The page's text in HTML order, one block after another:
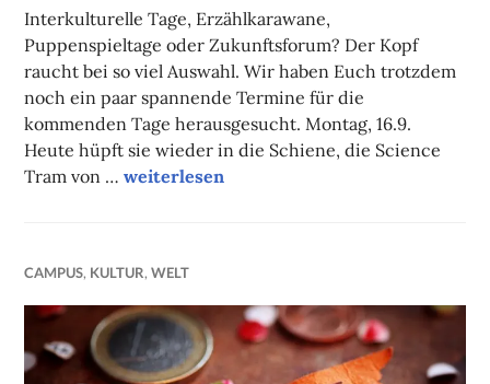
Interkulturelle Tage, Erzählkarawane,
Puppenspieltage oder Zukunftsforum? Der Kopf
raucht bei so viel Auswahl. Wir haben Euch trotzdem
noch ein paar spannende Termine für die
kommenden Tage herausgesucht. Montag, 16.9.
Heute hüpft sie wieder in die Schiene, die Science
Tram von …Unsere Tipps der Woche
weiterlesen
CAMPUS, KULTUR,WELT